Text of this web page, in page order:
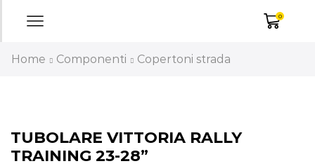
0
Home Componenti Copertoni strada
TUBOLARE VITTORIA RALLY
TRAINING 23-28”